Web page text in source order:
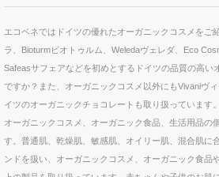
エコベネではドイツの優れたオーガニックコスメをご
ラ、Bioturmビオトゥルム、Weledaヴェレダ、Eco
Safeasサフェアなどを初めとするドイツの品質の高い
ですか？また、オーガニックコスメ以外にもVivaniヴ
イツのオーガニックチョコレートも取り扱っています
オーガニックコスメ、オーガニック食品、生活用品の
す。普通肌、乾燥肌、敏感肌、オイリー肌、混合肌に
ンドを扱い、オーガニックコスメ、オーガニック食品